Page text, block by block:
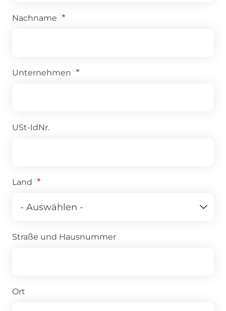
Nachname
Unternehmen
USt-IdNr.
Land
Straße und Hausnummer
Ort